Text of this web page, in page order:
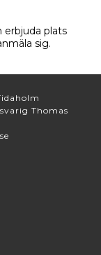
erbjuda plats
sig.
Thomas